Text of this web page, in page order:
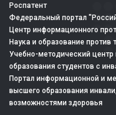
Роспатент
Федеральный портал
Центр информационного
Наука и образование против
Учебно-методический
образования студентов с
Портал информационной и
высшего образования
возможностями здоровья